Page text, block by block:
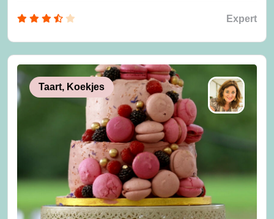
Expert
Taart, Koekjes